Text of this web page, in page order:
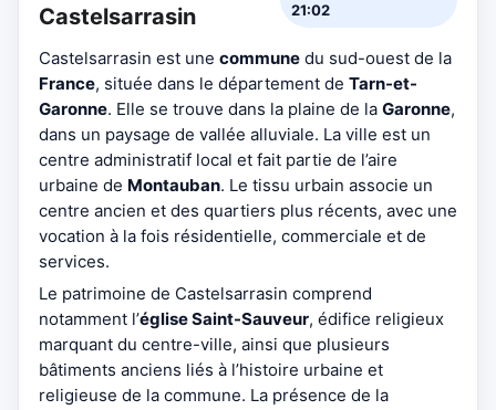
Castelsarrasin
21:02
Castelsarrasin est une commune du sud-ouest de la
France, située dans le département de Tarn-et-
Garonne. Elle se trouve dans la plaine de la Garonne,
dans un paysage de vallée alluviale. La ville est un
centre administratif local et fait partie de l’aire
urbaine de Montauban. Le tissu urbain associe un
centre ancien et des quartiers plus récents, avec une
vocation à la fois résidentielle, commerciale et de
services.
Le patrimoine de Castelsarrasin comprend
notamment l’église Saint-Sauveur, édifice religieux
marquant du centre-ville, ainsi que plusieurs
bâtiments anciens liés à l’histoire urbaine et
religieuse de la commune. La présence de la